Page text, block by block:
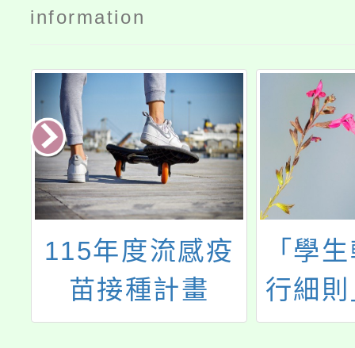
information
115年度流感疫
苗接種計畫
「學
行細
文，